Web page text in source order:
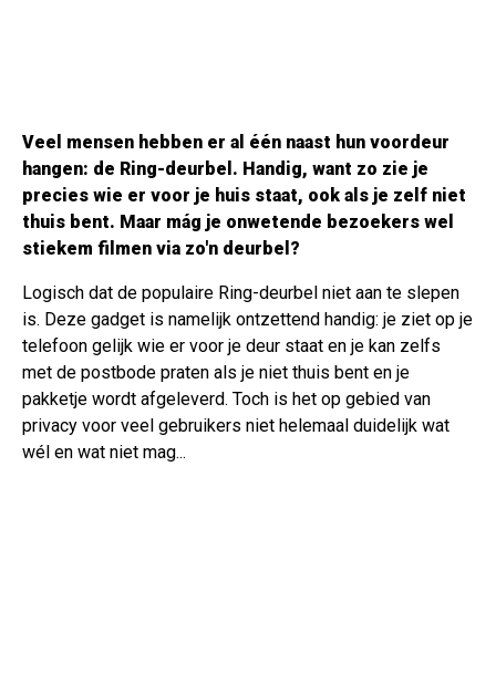
Veel mensen hebben er al één naast hun voordeur
hangen: de Ring-deurbel. Handig, want zo zie je
precies wie er voor je huis staat, ook als je zelf niet
thuis bent. Maar mág je onwetende bezoekers wel
stiekem filmen via zo'n deurbel?
Logisch dat de populaire Ring-deurbel niet aan te slepen
is. Deze gadget is namelijk ontzettend handig: je ziet op je
telefoon gelijk wie er voor je deur staat en je kan zelfs
met de postbode praten als je niet thuis bent en je
pakketje wordt afgeleverd. Toch is het op gebied van
privacy voor veel gebruikers niet helemaal duidelijk wat
wél en wat niet mag...